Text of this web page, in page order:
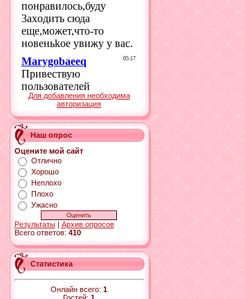
Для добавления необходима
авторизация
Наш опрос
Оцените мой сайт
Отлично
Хорошо
Неплохо
Плохо
Ужасно
Результаты| Архив опросов
Всего ответов: 410
Статистика
Онлайн всего: 1